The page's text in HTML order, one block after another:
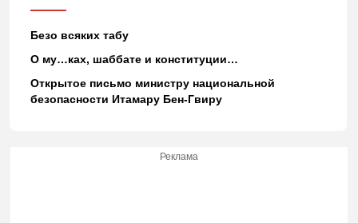
Безо всяких табу
О му…ках, шаббате и конституции…
Открытое письмо министру национальной
безопасности Итамару Бен-Гвиру
Реклама